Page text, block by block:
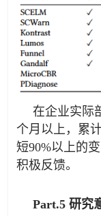
在企业实际
个月以上，累
短90%以上的
积极反馈。
Part.5 研究